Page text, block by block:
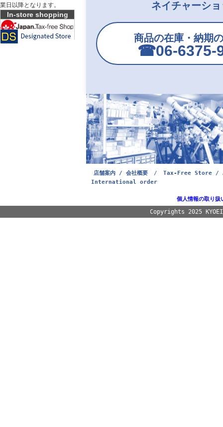
業日以降となります。
In-store shopping
ネイチャーシ
商品の在庫・納期
☎︎06-6375-
店舗案内 / 会社概要 /
Tax-Free Store /
International order
個人情報の取り扱
Copyrights 2025